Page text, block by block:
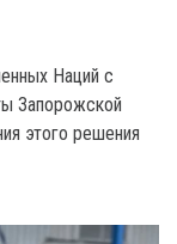
Наций с
Запорожской
этого решения